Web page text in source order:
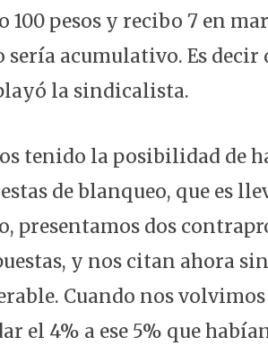
pesos y recibo 7 en
sería acumulativo. Es decir
la sindicalista.
tenido la posibilidad de
de blanqueo, que es
presentamos dos
y nos citan ahora
Cuando nos
el 4% a ese 5% que